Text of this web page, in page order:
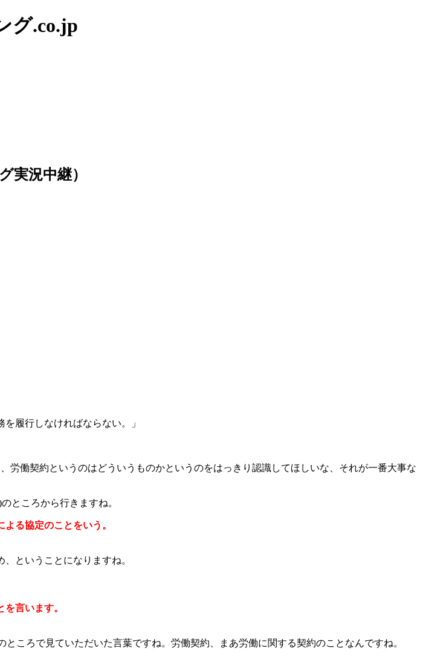
グ.co.jp
況中継）
履行しなければならない。」
働契約というのはどういうものかというのをはっきり認識してほしいな、それが一番大事な
ところから行きますね。
る協定のことをいう。
ということになりますね。
言います。
ころで見ていただいた言葉ですね。労働契約、まあ労働に関する契約のことなんですね。